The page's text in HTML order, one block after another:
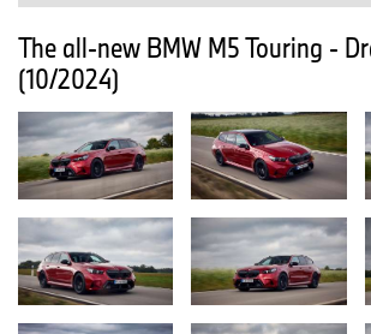
The all-new BMW M5 Touring -
(10/2024)